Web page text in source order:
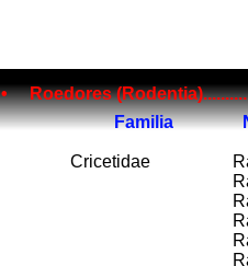
• Roedores
Familia
Cricetidae